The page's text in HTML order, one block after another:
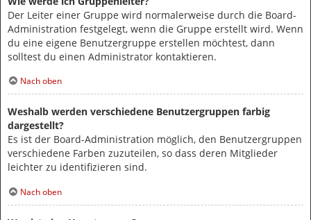
Der Leiter einer Gruppe wird normalerweise durch die Board-
Administration festgelegt, wenn die Gruppe erstellt wird. Wenn
du eine eigene Benutzergruppe erstellen möchtest, dann
solltest du einen Administrator kontaktieren.
Nach oben
Weshalb werden verschiedene Benutzergruppen farbig
dargestellt?
Es ist der Board-Administration möglich, den Benutzergruppen
verschiedene Farben zuzuteilen, so dass deren Mitglieder
leichter zu identifizieren sind.
Nach oben